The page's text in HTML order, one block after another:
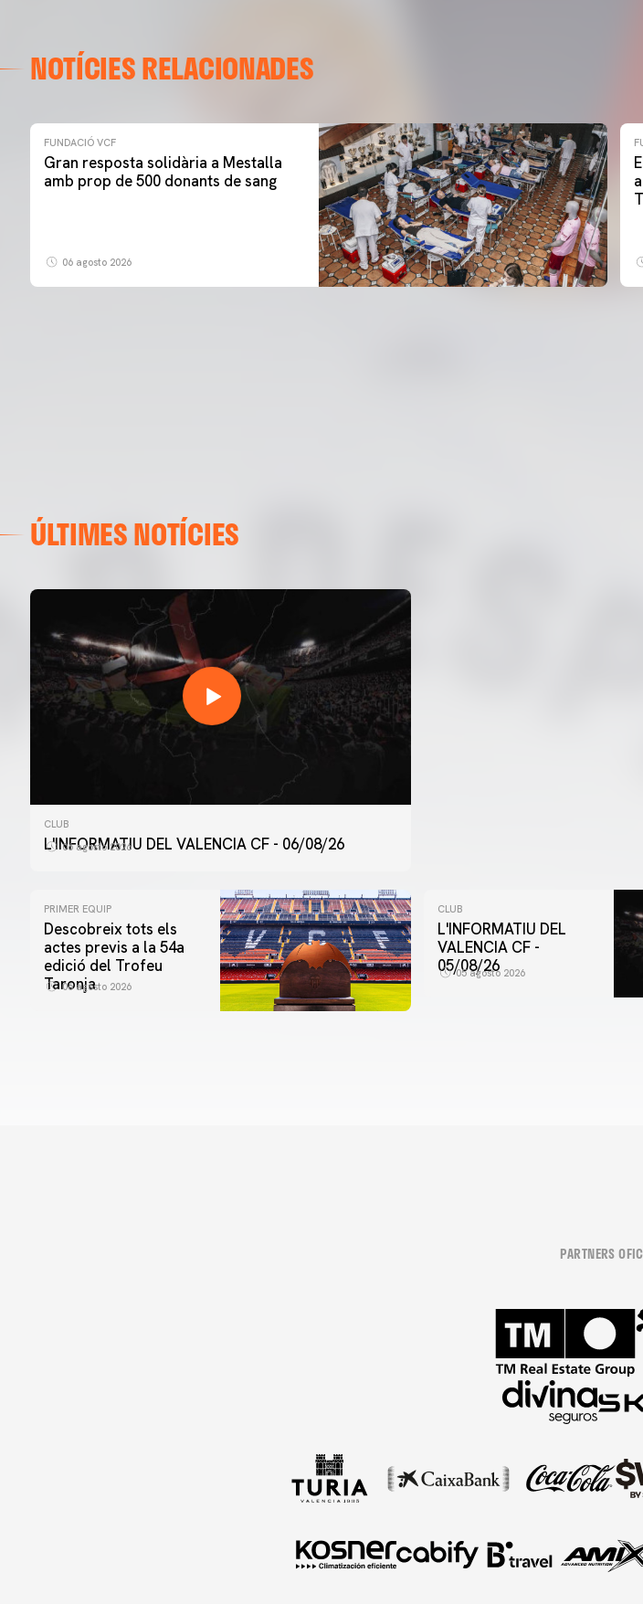
NOTÍCIES RELACIONADES
FUNDACIÓ VCF
Gran resposta solidària a Mestalla
amb prop de 500 donants de sang
06 agosto 2026
ÚLTIMES NOTÍCIES
CLUB
L'INFORMATIU DEL VALENCIA CF - 06/08/26
06 agosto 2026
PRIMER EQUIP
Descobreix tots els
actes previs a la 54a
edició del Trofeu
Taronja
06 agosto 2026
CLUB
L'INFORMATIU DEL
VALENCIA CF -
05/08/26
05 agosto 2026
PARTNERS